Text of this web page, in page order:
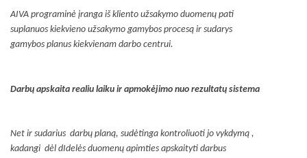
AIVA programinė įranga iš kliento užsakymo duomenų pati
suplanuos kiekvieno užsakymo gamybos procesą ir sudarys
gamybos planus kiekvienam darbo centrui.
Darbų apskaita realiu laiku ir apmokėjimo nuo rezultatų sistema
Net ir sudarius darbų planą, sudėtinga kontroliuoti jo vykdymą ,
kadangi dėl dIdelės duomenų apimties apskaityti darbus